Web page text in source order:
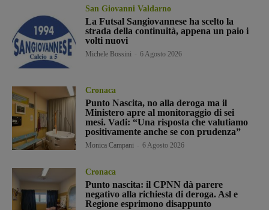
San Giovanni Valdarno
La Futsal Sangiovannese ha scelto la
strada della continuità, appena un paio i
volti nuovi
Michele Bossini 6 Agosto 2026
Cronaca
Punto Nascita, no alla deroga ma il
Ministero apre al monitoraggio di sei
mesi. Vadi: “Una risposta che valutiamo
positivamente anche se con prudenza”
Monica Campani 6 Agosto 2026
Cronaca
Punto nascita: il CPNN dà parere
negativo alla richiesta di deroga. Asl e
Regione esprimono disappunto